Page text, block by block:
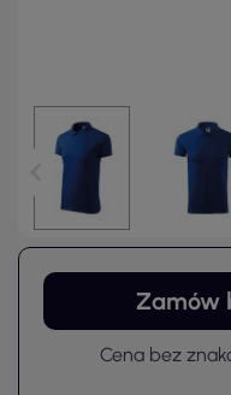
Zamów
Cena bez